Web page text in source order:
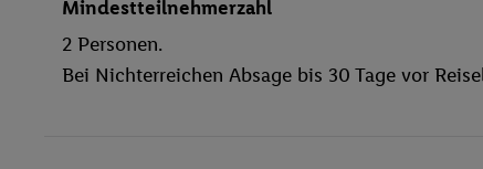
Mindestteilnehmerzahl
2 Personen.
Bei Nichterreichen Absage bis 30 Tage vor